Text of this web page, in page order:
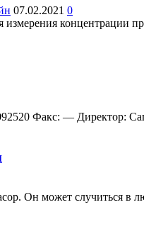
07.02.2021 0
концентрации
Факс: — Директор:
Он может случиться в